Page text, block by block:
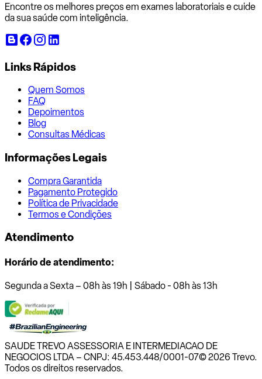
Encontre os melhores preços em exames laboratoriais e cuide
da sua saúde com inteligência.
Links Rápidos
Quem Somos
FAQ
Depoimentos
Blog
Consultas Médicas
Informações Legais
Compra Garantida
Pagamento Protegido
Política de Privacidade
Termos e Condições
Atendimento
Horário de atendimento:
Segunda a Sexta – 08h às 19h | Sábado - 08h às 13h
SAUDE TREVO ASSESSORIA E INTERMEDIACAO DE
NEGOCIOS LTDA – CNPJ: 45.453.448/0001-07© 2026 Trevo.
Todos os direitos reservados.